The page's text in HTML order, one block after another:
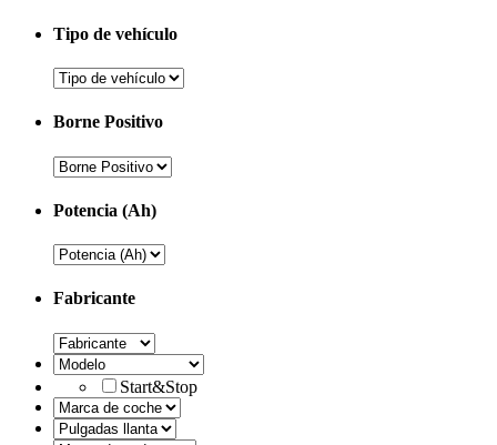
Tipo de vehículo
Borne Positivo
Potencia (Ah)
Fabricante
Start&Stop